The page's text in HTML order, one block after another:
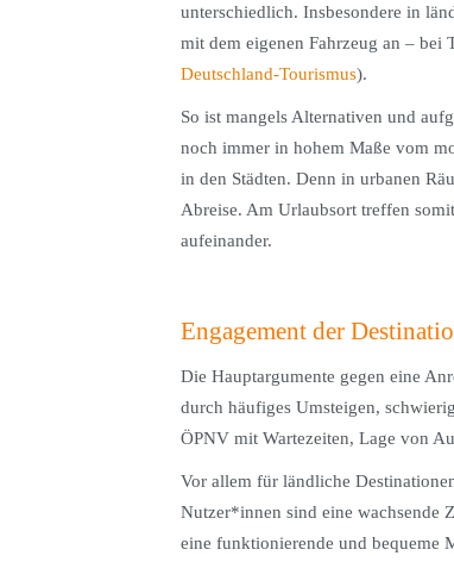
unterschiedlich. Insbesondere in
mit dem eigenen Fahrzeug an – bei
Deutschland-Tourismus).
So ist mangels Alternativen und
noch immer in hohem Maße vom
in den Städten. Denn in urbanen
Abreise. Am Urlaubsort treffen
aufeinander.
Engagement der
Die Hauptargumente gegen eine
durch häufiges Umsteigen,
ÖPNV mit Wartezeiten, Lage von
Vor allem für ländliche
Nutzer*innen sind eine wachsende
eine funktionierende und bequeme